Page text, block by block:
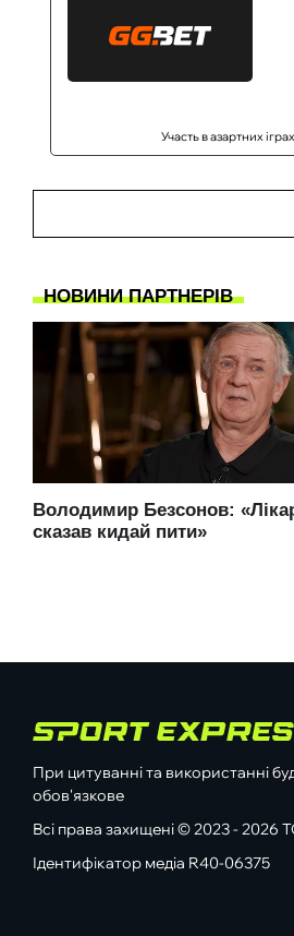
Участь в азартних
При цитуванні та використанні
обов'язкове
Всі права захищені © 2023 - 2026
Ідентифікатор медіа R40-06375